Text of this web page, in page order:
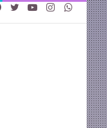
Instagram
YouTube
Twitter
Facebook